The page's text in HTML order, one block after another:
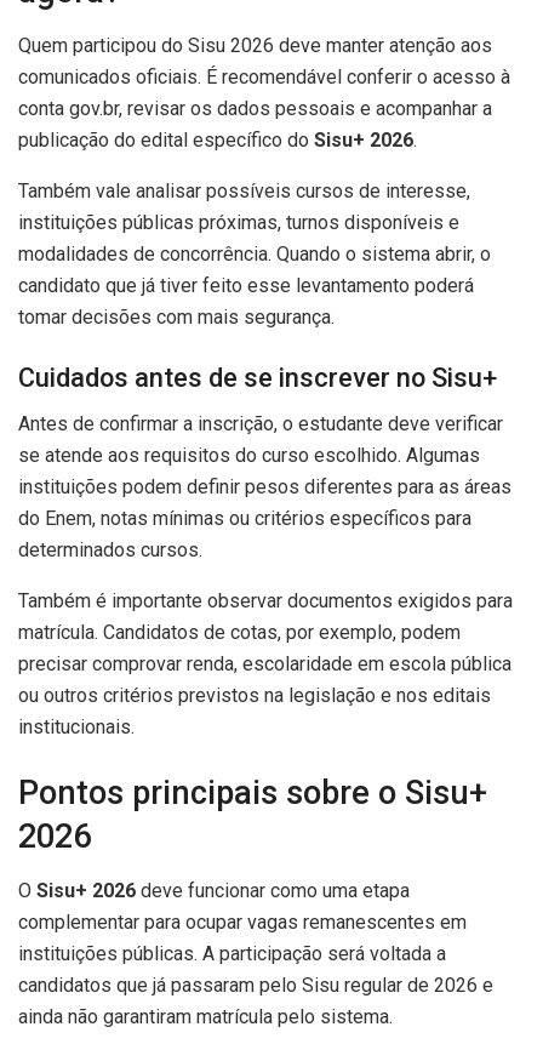
Quem participou do Sisu 2026 deve manter atenção aos
comunicados oficiais. É recomendável conferir o acesso à
conta gov.br, revisar os dados pessoais e acompanhar a
publicação do edital específico do Sisu+ 2026.
Também vale analisar possíveis cursos de interesse,
instituições públicas próximas, turnos disponíveis e
modalidades de concorrência. Quando o sistema abrir, o
candidato que já tiver feito esse levantamento poderá
tomar decisões com mais segurança.
Cuidados antes de se inscrever no Sisu+
Antes de confirmar a inscrição, o estudante deve verificar
se atende aos requisitos do curso escolhido. Algumas
instituições podem definir pesos diferentes para as áreas
do Enem, notas mínimas ou critérios específicos para
determinados cursos.
Também é importante observar documentos exigidos para
matrícula. Candidatos de cotas, por exemplo, podem
precisar comprovar renda, escolaridade em escola pública
ou outros critérios previstos na legislação e nos editais
institucionais.
Pontos principais sobre o Sisu+
2026
O Sisu+ 2026 deve funcionar como uma etapa
complementar para ocupar vagas remanescentes em
instituições públicas. A participação será voltada a
candidatos que já passaram pelo Sisu regular de 2026 e
ainda não garantiram matrícula pelo sistema.